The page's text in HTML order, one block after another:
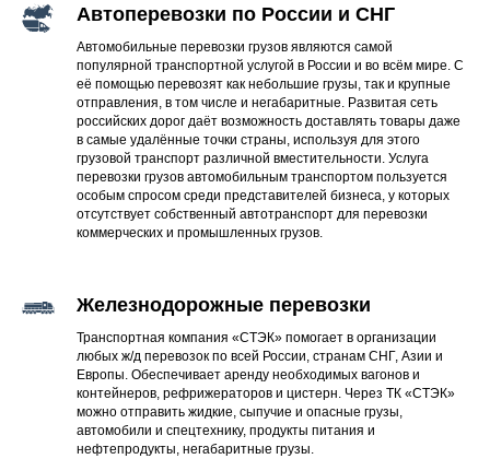
Автоперевозки по России и СНГ
Автомобильные перевозки грузов являются самой
популярной транспортной услугой в России и во всём мире. С
её помощью перевозят как небольшие грузы, так и крупные
отправления, в том числе и негабаритные. Развитая сеть
российских дорог даёт возможность доставлять товары даже
в самые удалённые точки страны, используя для этого
грузовой транспорт различной вместительности. Услуга
перевозки грузов автомобильным транспортом пользуется
особым спросом среди представителей бизнеса, у которых
отсутствует собственный автотранспорт для перевозки
коммерческих и промышленных грузов.
Железнодорожные перевозки
Транспортная компания «СТЭК» помогает в организации
любых ж/д перевозок по всей России, странам СНГ, Азии и
Европы. Обеспечивает аренду необходимых вагонов и
контейнеров, рефрижераторов и цистерн. Через ТК «СТЭК»
можно отправить жидкие, сыпучие и опасные грузы,
автомобили и спецтехнику, продукты питания и
нефтепродукты, негабаритные грузы.